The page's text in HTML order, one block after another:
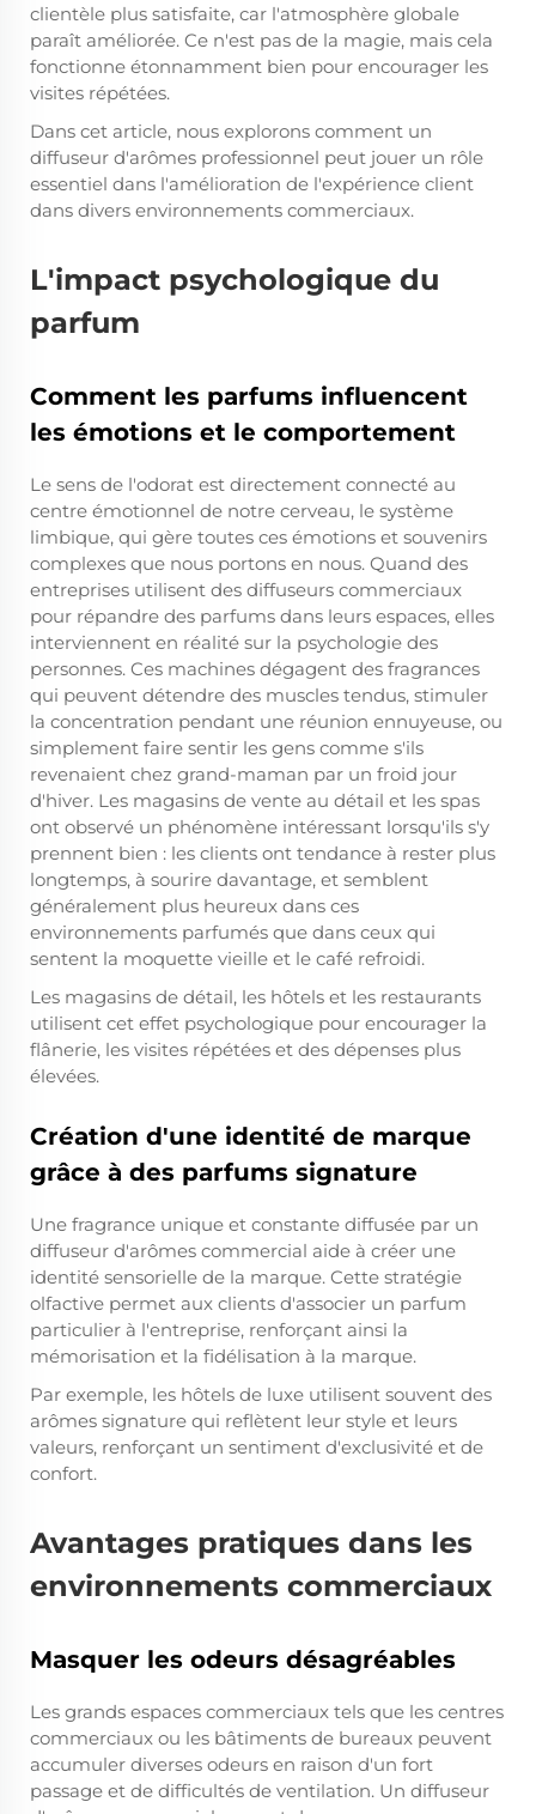
clientèle plus satisfaite, car l'atmosphère globale
paraît améliorée. Ce n'est pas de la magie, mais cela
fonctionne étonnamment bien pour encourager les
visites répétées.
Dans cet article, nous explorons comment un
diffuseur d'arômes professionnel peut jouer un rôle
essentiel dans l'amélioration de l'expérience client
dans divers environnements commerciaux.
L'impact psychologique du
parfum
Comment les parfums influencent
les émotions et le comportement
Le sens de l'odorat est directement connecté au
centre émotionnel de notre cerveau, le système
limbique, qui gère toutes ces émotions et souvenirs
complexes que nous portons en nous. Quand des
entreprises utilisent des diffuseurs commerciaux
pour répandre des parfums dans leurs espaces, elles
interviennent en réalité sur la psychologie des
personnes. Ces machines dégagent des fragrances
qui peuvent détendre des muscles tendus, stimuler
la concentration pendant une réunion ennuyeuse, ou
simplement faire sentir les gens comme s'ils
revenaient chez grand-maman par un froid jour
d'hiver. Les magasins de vente au détail et les spas
ont observé un phénomène intéressant lorsqu'ils s'y
prennent bien : les clients ont tendance à rester plus
longtemps, à sourire davantage, et semblent
généralement plus heureux dans ces
environnements parfumés que dans ceux qui
sentent la moquette vieille et le café refroidi.
Les magasins de détail, les hôtels et les restaurants
utilisent cet effet psychologique pour encourager la
flânerie, les visites répétées et des dépenses plus
élevées.
Création d'une identité de marque
grâce à des parfums signature
Une fragrance unique et constante diffusée par un
diffuseur d'arômes commercial aide à créer une
identité sensorielle de la marque. Cette stratégie
olfactive permet aux clients d'associer un parfum
particulier à l'entreprise, renforçant ainsi la
mémorisation et la fidélisation à la marque.
Par exemple, les hôtels de luxe utilisent souvent des
arômes signature qui reflètent leur style et leurs
valeurs, renforçant un sentiment d'exclusivité et de
confort.
Avantages pratiques dans les
environnements commerciaux
Masquer les odeurs désagréables
Les grands espaces commerciaux tels que les centres
commerciaux ou les bâtiments de bureaux peuvent
accumuler diverses odeurs en raison d'un fort
passage et de difficultés de ventilation. Un diffuseur